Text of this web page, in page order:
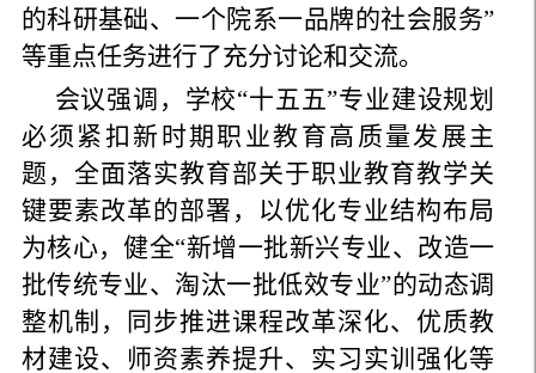
的科研基础、一个院系一品牌的社会服务”
等重点任务进行了充分讨论和交流。
会议强调，学校“十五五”专业建设规划
必须紧扣新时期职业教育高质量发展主
题，全面落实教育部关于职业教育教学关
键要素改革的部署，以优化专业结构布局
为核心，健全“新增一批新兴专业、改造一
批传统专业、淘汰一批低效专业”的动态调
整机制，同步推进课程改革深化、优质教
材建设、师资素养提升、实习实训强化等